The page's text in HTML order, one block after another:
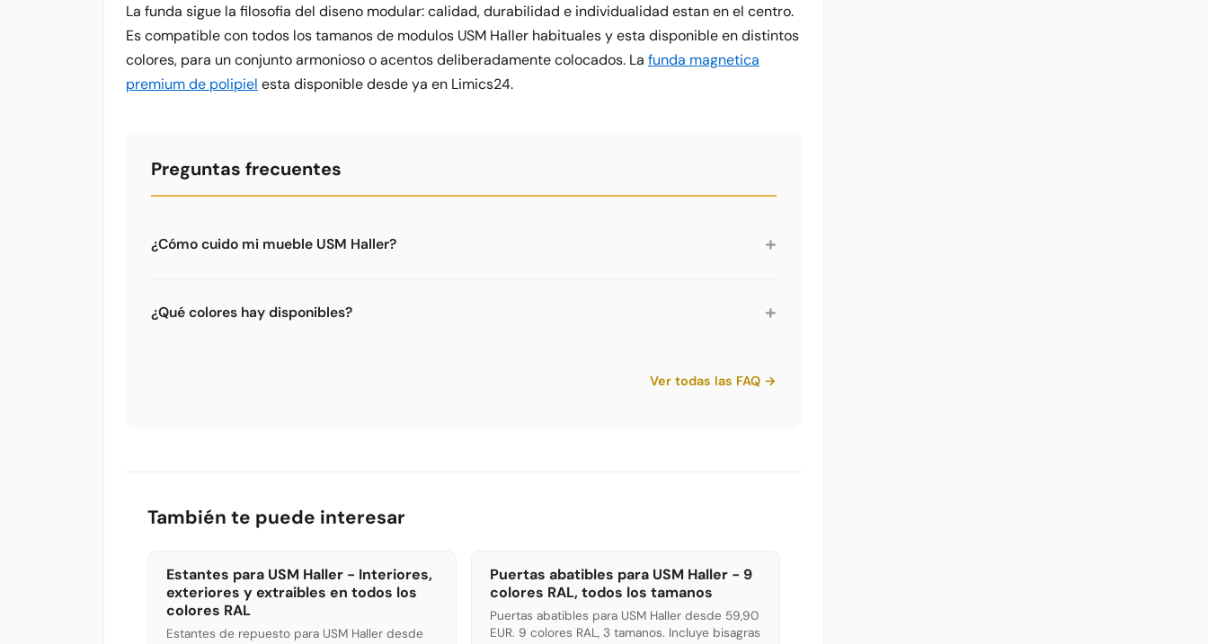
La funda sigue la filosofia del diseno modular: calidad, durabilidad e individualidad estan en el centro.
Es compatible con todos los tamanos de modulos USM Haller habituales y esta disponible en distintos
colores, para un conjunto armonioso o acentos deliberadamente colocados. La funda magnetica
premium de polipiel esta disponible desde ya en Limics24.
Preguntas frecuentes
¿Cómo cuido mi mueble USM Haller? +
limpiador suave es suficiente para la limpieza normal. No usar abrasivos. Para suciedad fuerte,
limpiacristales o mezcla de agua y alcohol en proporción 10:1.
¿Qué colores hay disponibles? +
grafito, Azul acero, Azul genciana, Verde oliva, Amarillo dorado, Naranja puro, Rojo rubí, Marrón
Ver todas las FAQ →
También te puede interesar
Estantes para USM Haller - Interiores,
exteriores y extraibles en todos los
colores RAL
Estantes de repuesto para USM Haller desde
Puertas abatibles para USM Haller - 9
colores RAL, todos los tamanos
Puertas abatibles para USM Haller desde 59,90
EUR. 9 colores RAL, 3 tamanos. Incluye bisagras